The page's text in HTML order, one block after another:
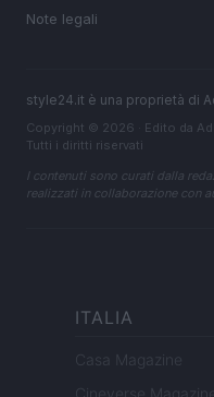
Note legali
style24.it è una proprietà di
Copyright © 2026 · Edito da
Tutti i diritti riservati
I contenuti sono curati dalla
realizzati in collaborazione con
ITALIA
Casa Magazine